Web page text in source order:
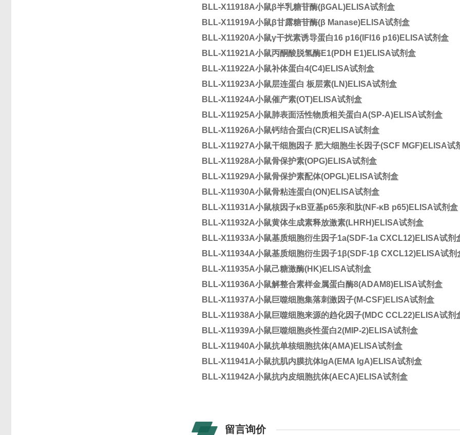
BLL-X11918A小鼠β半乳糖苷酶(βGAL)ELISA试剂盒
BLL-X11919A小鼠β甘露糖苷酶(β Manase)ELISA试剂盒
BLL-X11920A小鼠γ干扰素诱导蛋白16 p16(IFI16 p16)ELISA试剂盒
BLL-X11921A小鼠丙酮酸脱氢酶E1(PDH E1)ELISA试剂盒
BLL-X11922A小鼠补体蛋白4(C4)ELISA试剂盒
BLL-X11923A小鼠层连蛋白 板层素(LN)ELISA试剂盒
BLL-X11924A小鼠催产素(OT)ELISA试剂盒
BLL-X11925A小鼠肺表面活性物质相关蛋白A(SP-A)ELISA试剂盒
BLL-X11926A小鼠钙结合蛋白(CR)ELISA试剂盒
BLL-X11927A小鼠干细胞因子 肥大细胞生长因子(SCF MGF)ELISA试
BLL-X11928A小鼠骨保护素(OPG)ELISA试剂盒
BLL-X11929A小鼠骨保护素配体(OPGL)ELISA试剂盒
BLL-X11930A小鼠骨粘连蛋白(ON)ELISA试剂盒
BLL-X11931A小鼠核因子κB亚基p65亲和肽(NF-κB p65)ELISA试剂盒
BLL-X11932A小鼠黄体生成素释放激素(LHRH)ELISA试剂盒
BLL-X11933A小鼠基质细胞衍生因子1a(SDF-1a CXCL12)ELISA试剂
BLL-X11934A小鼠基质细胞衍生因子1β(SDF-1β CXCL12)ELISA试剂
BLL-X11935A小鼠己糖激酶(HK)ELISA试剂盒
BLL-X11936A小鼠解整合素样金属蛋白酶8(ADAM8)ELISA试剂盒
BLL-X11937A小鼠巨噬细胞集落刺激因子(M-CSF)ELISA试剂盒
BLL-X11938A小鼠巨噬细胞来源的趋化因子(MDC CCL22)ELISA试剂
BLL-X11939A小鼠巨噬细胞炎性蛋白2(MIP-2)ELISA试剂盒
BLL-X11940A小鼠抗单核细胞抗体(AMA)ELISA试剂盒
BLL-X11941A小鼠抗肌内膜抗体IgA(EMA IgA)ELISA试剂盒
BLL-X11942A小鼠抗内皮细胞抗体(AECA)ELISA试剂盒
留言询价